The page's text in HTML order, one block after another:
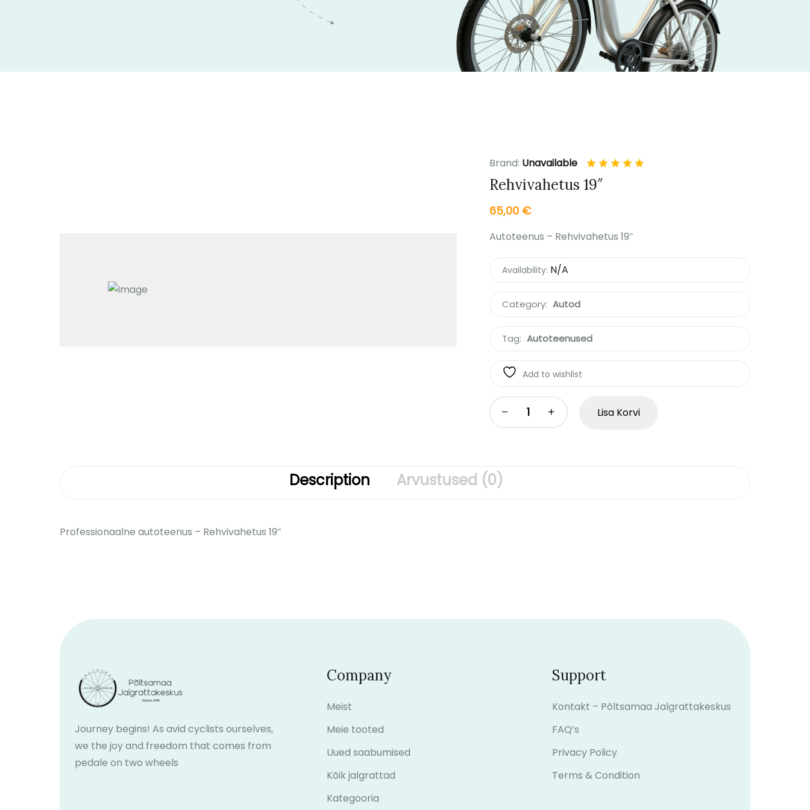
Brand: Unavailable
Rehvivahetus 19″
65,00 €
Autoteenus – Rehvivahetus 19″
Availability: N/A
Category: Autod
Tag: Autoteenused
Add to wishlist
Lisa Korvi
Description Arvustused (0)
Professionaalne autoteenus – Rehvivahetus 19″
Journey begins! As avid cyclists ourselves,
we the joy and freedom that comes from
pedale on two wheels
Company
Meist
Meie tooted
Uued saabumised
Kõik jalgrattad
Kategooria
Support
Kontakt – Põltsamaa Jalgrattakeskus
FAQ’s
Privacy Policy
Terms & Condition